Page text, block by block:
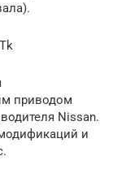
приводом
Nissan.
и